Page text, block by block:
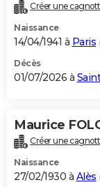
Destinations
City break
Voyage nature
Voyage de noces
Forum
Climat
+PHOTO
GUIDES D'ACHAT
BONS PLANS
Carte de Noël
Carte Bonne année
Carte Saint-Valentin
Carte Pâques
Carte d'anniversaire
DICTIONNAIRE
Dictionnaire
Biographies
Citations
Expressions
Proverbes
PROGRAMME TV
Créer une
Naissance
14/04/1941 à Paris
Décès
01/07/2026 à
Maurice
Créer une
Naissance
27/02/1930 à Alès